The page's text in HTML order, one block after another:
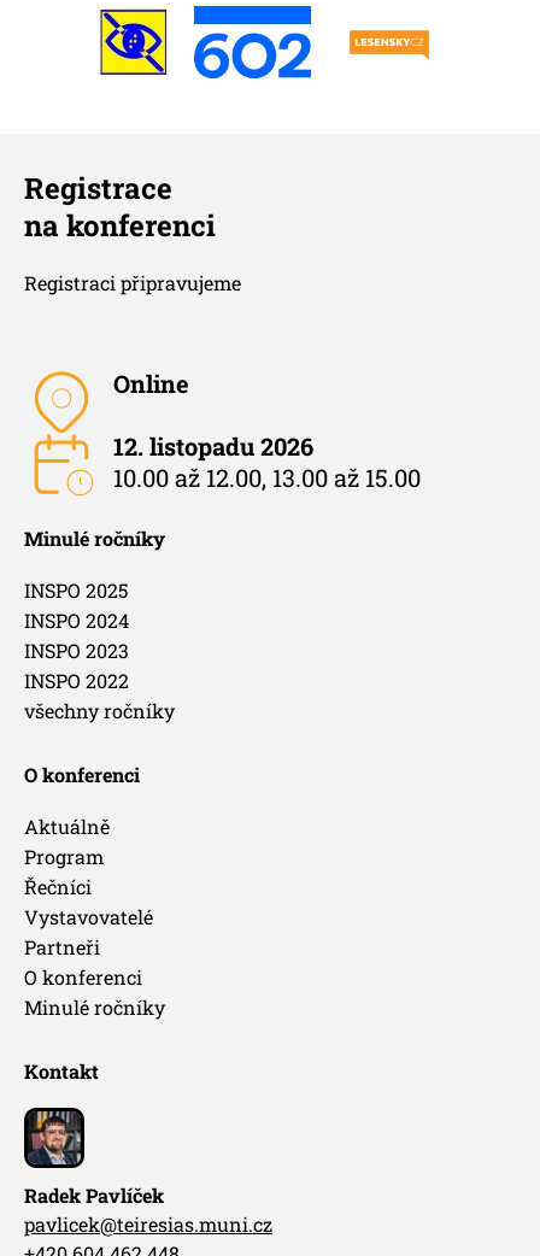
Registrace
na konferenci
Registraci připravujeme
Online
12. listopadu 2026
10.00 až 12.00, 13.00 až 15.00
Minulé ročníky
INSPO 2025
INSPO 2024
INSPO 2023
INSPO 2022
všechny ročníky
O konferenci
Aktuálně
Program
Řečníci
Vystavovatelé
Partneři
O konferenci
Minulé ročníky
Kontakt
Radek Pavlíček
pavlicek@teiresias.muni.cz